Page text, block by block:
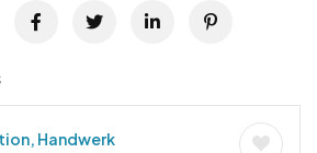
Handwerk